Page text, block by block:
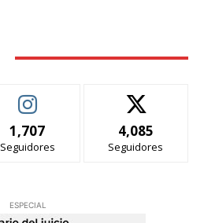
1,707
Seguidores
4,085
Seguidores
ESPECIAL